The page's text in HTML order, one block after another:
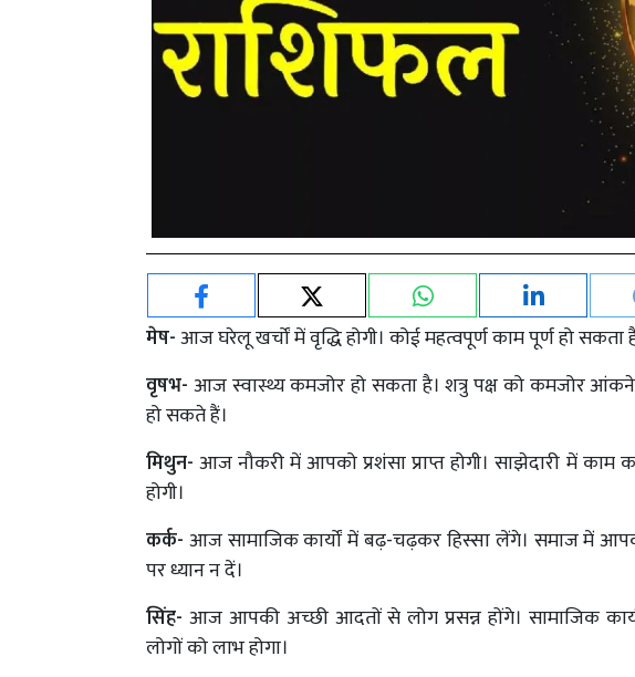
मेष-आज घरेलू खर्चों में वृद्धि होगी। कोई महत्वपूर्ण काम पूर्ण हो
वृषभ- आज स्वास्थ्य कमजोर हो सकता है। शत्रु पक्ष को कमजोर
हो सकते हैं।
मिथुन- आज नौकरी में आपको प्रशंसा प्राप्त होगी। साझेदारी में
होगी।
कर्क- आज सामाजिक कार्यों में बढ़-चढ़कर हिस्सा लेंगे। समाज में
पर ध्यान न दें।
सिंह- आज आपकी अच्छी आदतों से लोग प्रसन्न होंगे। सामाजिक
लोगों को लाभ होगा।